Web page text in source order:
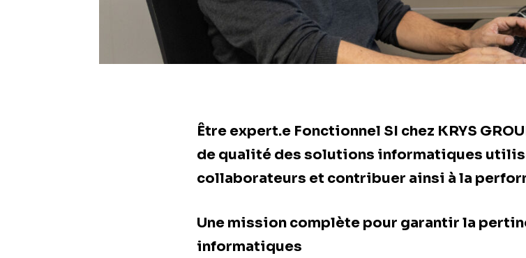
Être expert.e Fonctionnel SI chez KRYS
de qualité des solutions informatiques
collaborateurs et contribuer ainsi à la
Une mission complète pour garantir la
informatiques